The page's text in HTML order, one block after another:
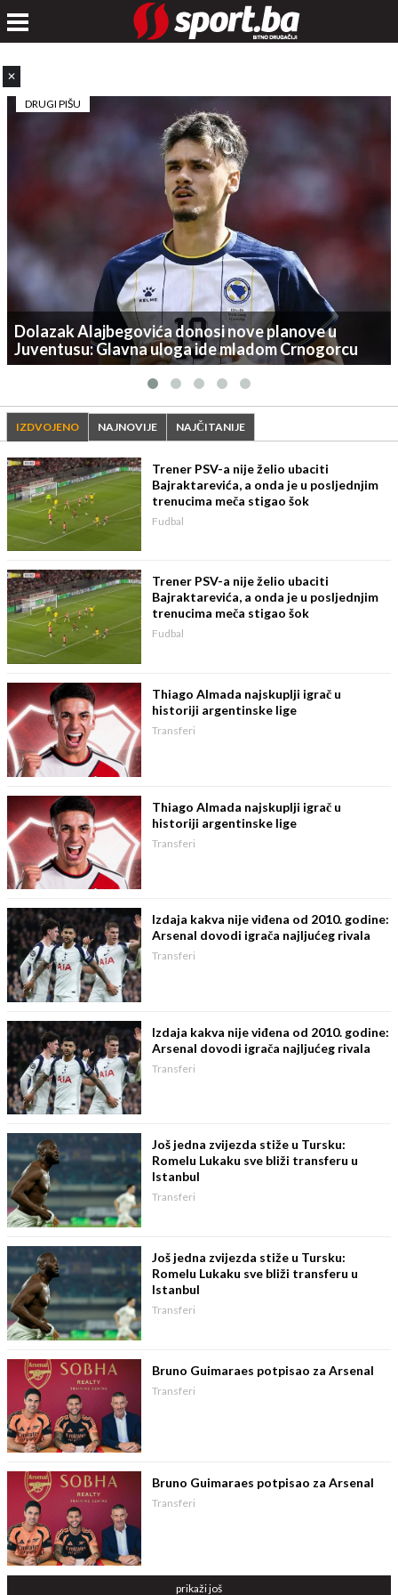
✕
DRUGI PIŠU
Dolazak Alajbegovića donosi nove planove u
Juventusu: Glavna uloga ide mladom Crnogorcu
IZDVOJENO NAJNOVIJE NAJČITANIJE
Trener PSV-a nije želio ubaciti
Bajraktarevića, a onda je u posljednjim
trenucima meča stigao šok
Fudbal
Trener PSV-a nije želio ubaciti
Bajraktarevića, a onda je u posljednjim
trenucima meča stigao šok
Fudbal
Thiago Almada najskuplji igrač u
historiji argentinske lige
Transferi
Thiago Almada najskuplji igrač u
historiji argentinske lige
Transferi
Izdaja kakva nije viđena od 2010. godine:
Arsenal dovodi igrača najljućeg rivala
Transferi
Izdaja kakva nije viđena od 2010. godine:
Arsenal dovodi igrača najljućeg rivala
Transferi
Još jedna zvijezda stiže u Tursku:
Romelu Lukaku sve bliži transferu u
Istanbul
Transferi
Još jedna zvijezda stiže u Tursku:
Romelu Lukaku sve bliži transferu u
Istanbul
Transferi
Bruno Guimaraes potpisao za Arsenal
Transferi
Bruno Guimaraes potpisao za Arsenal
Transferi
prikaži još